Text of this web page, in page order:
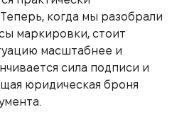
когда мы разобрали
маркировки, стоит
масштабнее и
сила подписи и
юридическая броня